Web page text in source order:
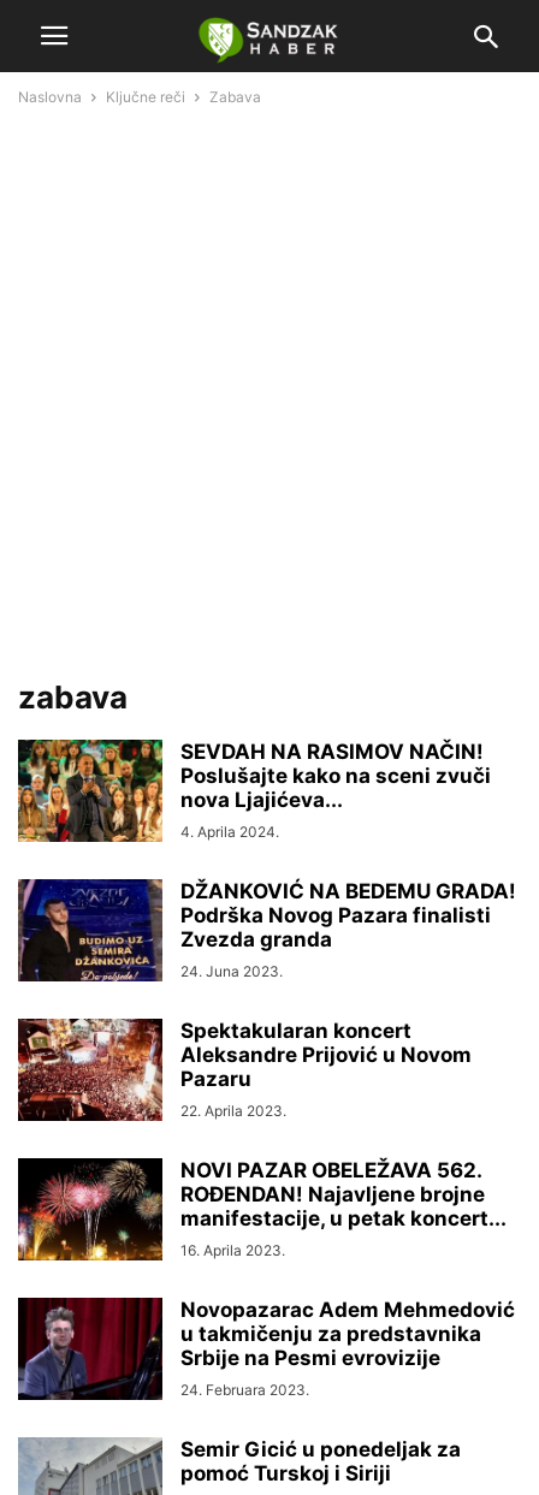
Naslovna Ključne reči Zabava
zabava
SEVDAH NA RASIMOV NAČIN!
Poslušajte kako na sceni zvuči
nova Ljajićeva...
4. Aprila 2024.
DŽANKOVIĆ NA BEDEMU GRADA!
Podrška Novog Pazara finalisti
Zvezda granda
24. Juna 2023.
Spektakularan koncert
Aleksandre Prijović u Novom
Pazaru
22. Aprila 2023.
NOVI PAZAR OBELEŽAVA 562.
ROĐENDAN! Najavljene brojne
manifestacije, u petak koncert...
16. Aprila 2023.
Novopazarac Adem Mehmedović
u takmičenju za predstavnika
Srbije na Pesmi evrovizije
24. Februara 2023.
Semir Gicić u ponedeljak za
pomoć Turskoj i Siriji